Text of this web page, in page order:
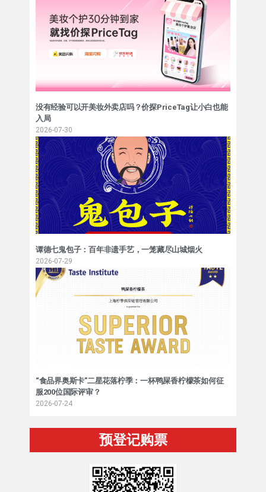
没有经验可以开美妆外卖店吗？价探PriceTag让小白也能
入局
2026-07-30
谭德七鬼包子：百年非遗手艺，一笼藏尽山城烟火
2026-07-29
“食品界奥斯卡”二星花落柠季：一杯鸭屎香柠檬茶如何征
服200位国际评审？
2026-07-24
预登记购票